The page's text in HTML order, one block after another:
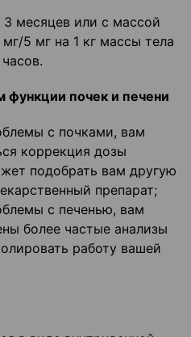
3 месяцев или с массой
5 мг на 1 кг массы тела
почек и печени
с почками, вам
коррекция дозы
подобрать вам другую
препарат;
с печенью, вам
более частые анализы
работу вашей